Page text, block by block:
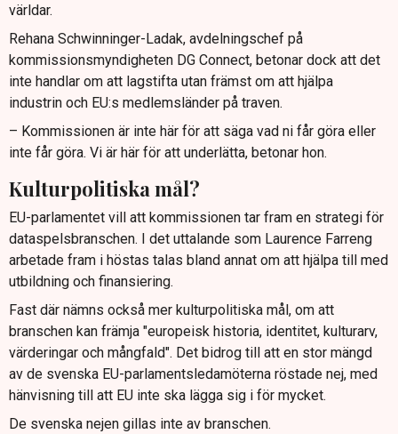
världar.
Rehana Schwinninger-Ladak, avdelningschef på
kommissionsmyndigheten DG Connect, betonar dock att det
inte handlar om att lagstifta utan främst om att hjälpa
industrin och EU:s medlemsländer på traven.
– Kommissionen är inte här för att säga vad ni får göra eller
inte får göra. Vi är här för att underlätta, betonar hon.
Kulturpolitiska mål?
EU-parlamentet vill att kommissionen tar fram en strategi för
dataspelsbranschen. I det uttalande som Laurence Farreng
arbetade fram i höstas talas bland annat om att hjälpa till med
utbildning och finansiering.
Fast där nämns också mer kulturpolitiska mål, om att
branschen kan främja "europeisk historia, identitet, kulturarv,
värderingar och mångfald". Det bidrog till att en stor mängd
av de svenska EU-parlamentsledamöterna röstade nej, med
hänvisning till att EU inte ska lägga sig i för mycket.
De svenska nejen gillas inte av branschen.